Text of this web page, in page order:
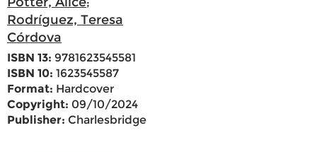
Rodríguez, Teresa
Córdova
ISBN 13: 9781623545581
ISBN 10: 1623545587
Format: Hardcover
Copyright: 09/10/2024
Publisher: Charlesbridge